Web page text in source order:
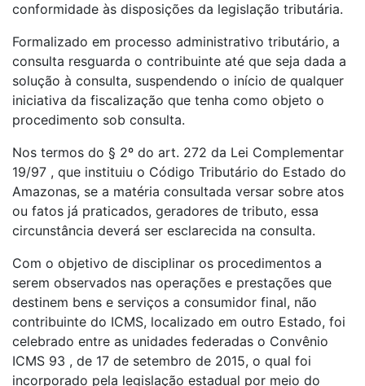
conformidade às disposições da legislação tributária.
Formalizado em processo administrativo tributário, a
consulta resguarda o contribuinte até que seja dada a
solução à consulta, suspendendo o início de qualquer
iniciativa da fiscalização que tenha como objeto o
procedimento sob consulta.
Nos termos do § 2º do art. 272 da Lei Complementar
19/97 , que instituiu o Código Tributário do Estado do
Amazonas, se a matéria consultada versar sobre atos
ou fatos já praticados, geradores de tributo, essa
circunstância deverá ser esclarecida na consulta.
Com o objetivo de disciplinar os procedimentos a
serem observados nas operações e prestações que
destinem bens e serviços a consumidor final, não
contribuinte do ICMS, localizado em outro Estado, foi
celebrado entre as unidades federadas o Convênio
ICMS 93 , de 17 de setembro de 2015, o qual foi
incorporado pela legislação estadual por meio do